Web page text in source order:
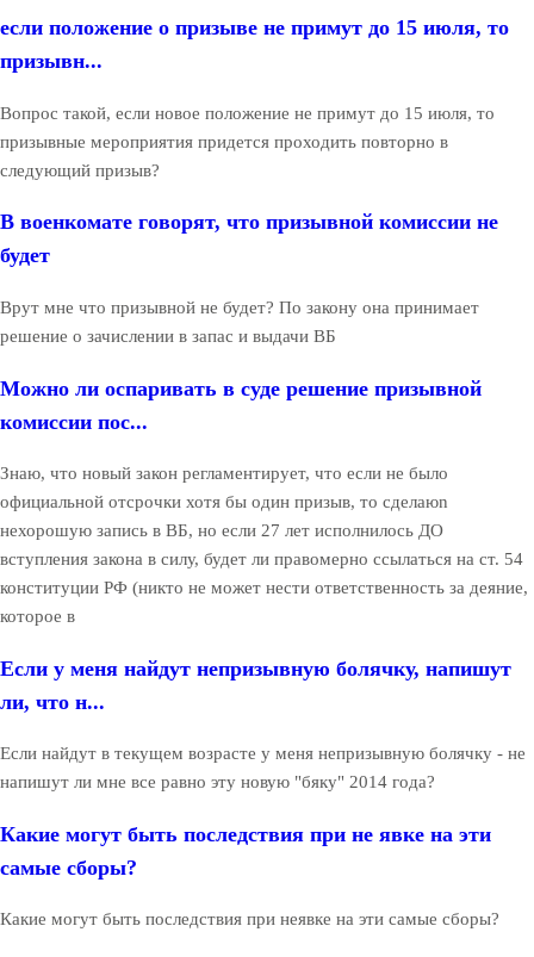
если положение о призыве не примут до 15 июля, то
призывн...
Вопрос такой, если новое положение не примут до 15 июля, то
призывные мероприятия придется проходить повторно в
следующий призыв?
В военкомате говорят, что призывной комиссии не
будет
Врут мне что призывной не будет? По закону она принимает
решение о зачислении в запас и выдачи ВБ
Можно ли оспаривать в суде решение призывной
комиссии пос...
Знаю, что новый закон регламентирует, что если не было
официальной отсрочки хотя бы один призыв, то сделаюn
нехорошую запись в ВБ, но если 27 лет исполнилось ДО
вступления закона в силу, будет ли правомерно ссылаться на ст. 54
конституции РФ (никто не может нести ответственность за деяние,
которое в
Если у меня найдут непризывную болячку, напишут
ли, что н...
Если найдут в текущем возрасте у меня непризывную болячку - не
напишут ли мне все равно эту новую "бяку" 2014 года?
Какие могут быть последствия при не явке на эти
самые сборы?
Какие могут быть последствия при неявке на эти самые сборы?